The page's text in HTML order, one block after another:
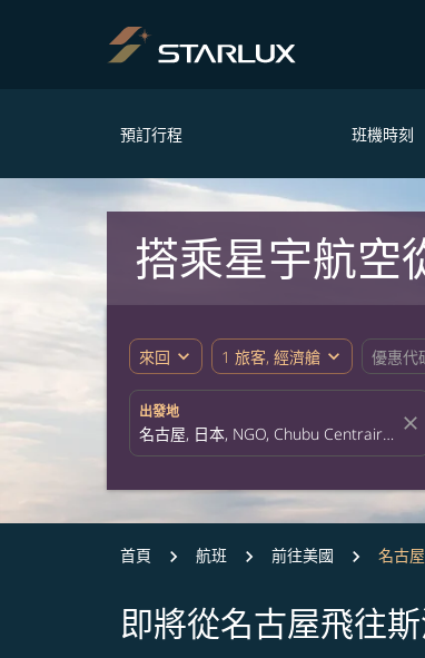
預訂行程 班機時刻
搭乘星宇航空
來回 expand_more 1 旅客, 經濟艙 expand_more 優惠代
出發地
close
首頁 航班 前往美國 名古
即將從名古屋飛往
無符合您設定條件的票價，請調整篩